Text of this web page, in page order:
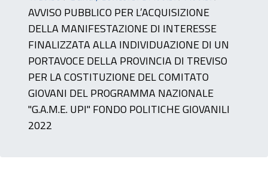
AVVISO PUBBLICO PER L’ACQUISIZIONE
DELLA MANIFESTAZIONE DI INTERESSE
FINALIZZATA ALLA INDIVIDUAZIONE DI UN
PORTAVOCE DELLA PROVINCIA DI TREVISO
PER LA COSTITUZIONE DEL COMITATO
GIOVANI DEL PROGRAMMA NAZIONALE
"G.A.M.E. UPI" FONDO POLITICHE GIOVANILI
2022